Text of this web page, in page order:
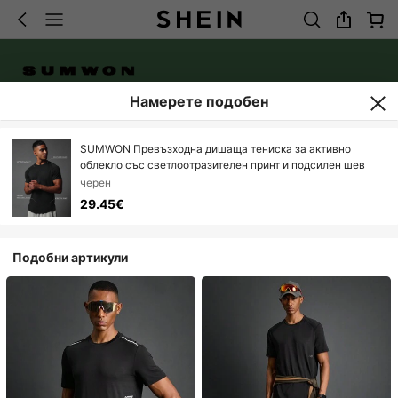
Намерете подобен
SUMWON Превъзходна дишаща тениска за активно
облекло със светлоотразителен принт и подсилен шев
черен
29.45€
Подобни артикули